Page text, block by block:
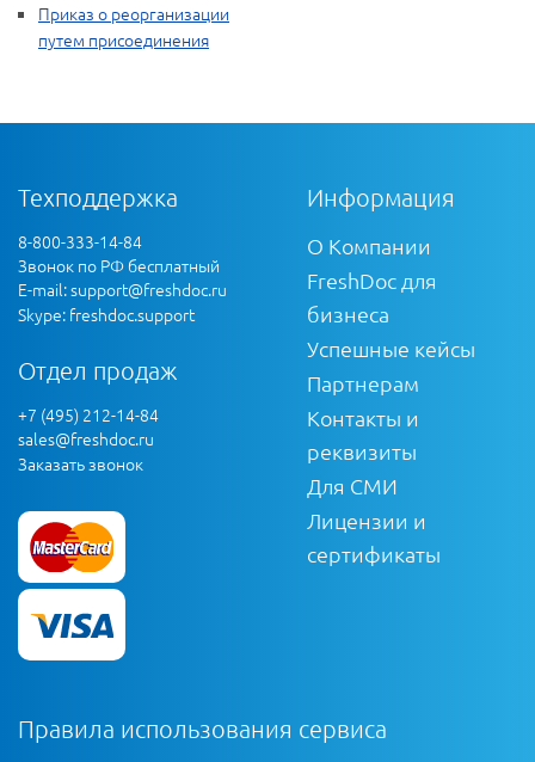
Приказ о реорганизации
путем присоединения
Техподдержка
8-800-333-14-84
Звонок по РФ бесплатный
E-mail:support@freshdoc.ru
Skype: freshdoc.support
Отдел продаж
+7 (495) 212-14-84
sales@freshdoc.ru
Заказать звонок
Информация
О Компании
FreshDoc для
бизнеса
Успешные кейсы
Партнерам
Контакты и
реквизиты
Для СМИ
Лицензии и
сертификаты
Правила использования сервиса